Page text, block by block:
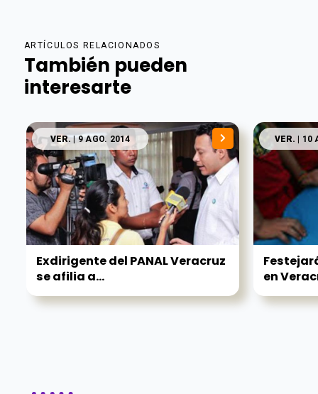
ARTÍCULOS RELACIONADOS
También pueden
interesarte
VER.| 9 AGO. 2014
Exdirigente del PANAL Veracruz
se afilia a...
VER. | 10
en